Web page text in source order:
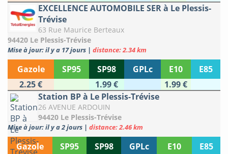
EXCELLENCE AUTOMOBILE SER à Le Plessis-
Trévise
63 Rue Maurice Berteaux
94420 Le Plessis-Trévise
Mise à jour: il y a 17 jours | distance: 2.34 km
Gazole SP95 SP98 GPLc E10
E85
2.25 €
1.99 €
1.99 €
Station BP à Le Plessis-Trévise
26 AVENUE ARDOUIN
94420 Le Plessis-Trévise
Mise à jour: il y a 2 jours | distance: 2.46 km
Gazole SP95 SP98 GPLc E10
E85